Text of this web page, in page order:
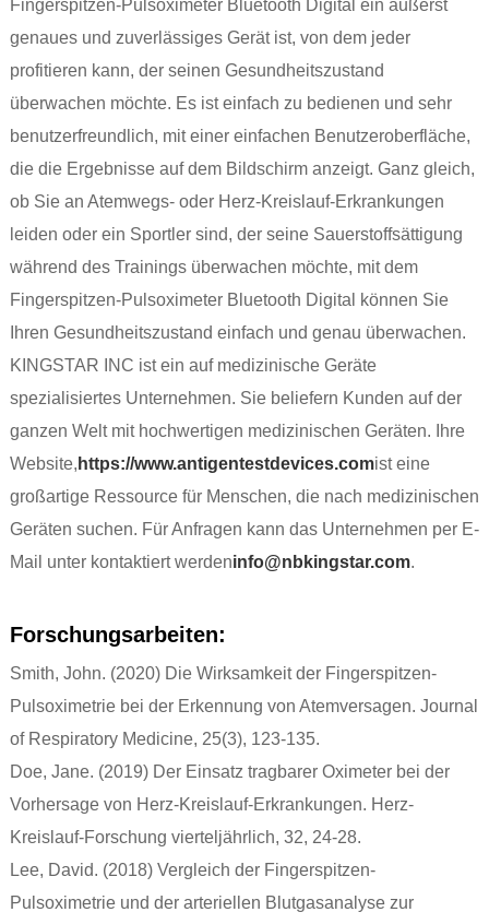
Fingerspitzen-Pulsoximeter Bluetooth Digital ein äußerst
genaues und zuverlässiges Gerät ist, von dem jeder
profitieren kann, der seinen Gesundheitszustand
überwachen möchte. Es ist einfach zu bedienen und sehr
benutzerfreundlich, mit einer einfachen Benutzeroberfläche,
die die Ergebnisse auf dem Bildschirm anzeigt. Ganz gleich,
ob Sie an Atemwegs- oder Herz-Kreislauf-Erkrankungen
leiden oder ein Sportler sind, der seine Sauerstoffsättigung
während des Trainings überwachen möchte, mit dem
Fingerspitzen-Pulsoximeter Bluetooth Digital können Sie
Ihren Gesundheitszustand einfach und genau überwachen.
KINGSTAR INC ist ein auf medizinische Geräte
spezialisiertes Unternehmen. Sie beliefern Kunden auf der
ganzen Welt mit hochwertigen medizinischen Geräten. Ihre
Website, https://www.antigentestdevices.comist eine
großartige Ressource für Menschen, die nach medizinischen
Geräten suchen. Für Anfragen kann das Unternehmen per E-
Mail unter kontaktiert werdeninfo@nbkingstar.com.
Forschungsarbeiten:
Smith, John. (2020) Die Wirksamkeit der Fingerspitzen-
Pulsoximetrie bei der Erkennung von Atemversagen. Journal
of Respiratory Medicine, 25(3), 123-135.
Doe, Jane. (2019) Der Einsatz tragbarer Oximeter bei der
Vorhersage von Herz-Kreislauf-Erkrankungen. Herz-
Kreislauf-Forschung vierteljährlich, 32, 24-28.
Lee, David. (2018) Vergleich der Fingerspitzen-
Pulsoximetrie und der arteriellen Blutgasanalyse zur